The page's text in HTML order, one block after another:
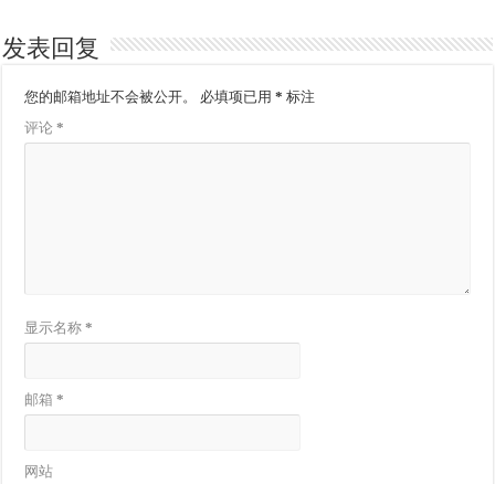
发表回复
您的邮箱地址不会被公开。 必填项已用* 标注
评论*
显示名称*
邮箱*
网站